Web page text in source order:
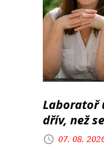
Laboratoř
dřív, než
07. 08.